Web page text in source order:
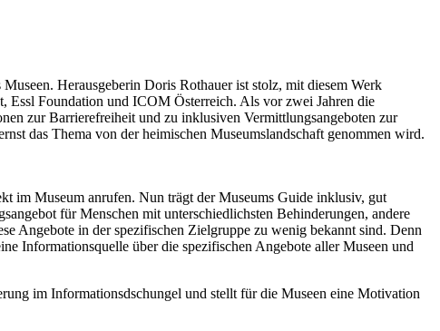
Herausgeberin Doris Rothauer ist stolz, mit diesem Werk
Essl Foundation und ICOM Österreich. Als vor zwei Jahren die
zur Barrierefreiheit und zu inklusiven Vermittlungsangeboten zur
das Thema von der heimischen Museumslandschaft genommen wird.
im Museum anrufen. Nun trägt der Museums Guide inklusiv, gut
für Menschen mit unterschiedlichsten Behinderungen, andere
Angebote in der spezifischen Zielgruppe zu wenig bekannt sind. Denn
Informationsquelle über die spezifischen Angebote aller Museen und
im Informationsdschungel und stellt für die Museen eine Motivation